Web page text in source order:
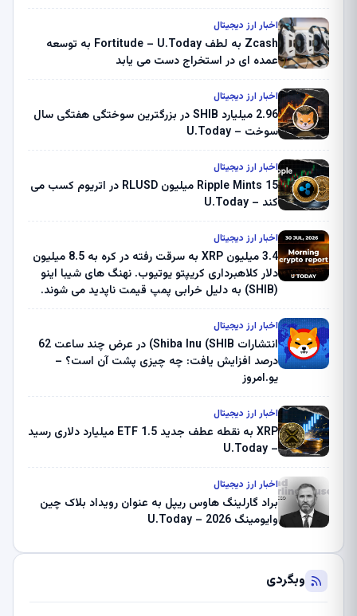
اخبار ارز دیجیتال
Zcash به لطف Fortitude – U.Today به توسعه
عمده ای در استخراج دست می یابد
اخبار ارز دیجیتال
2.96 میلیارد SHIB در بزرگترین سوختگی هفتگی سال
سوخت – U.Today
اخبار ارز دیجیتال
Ripple Mints 15 میلیون RLUSD در اتریوم کسب می
کند – U.Today
اخبار ارز دیجیتال
3.4 میلیون XRP به سرقت رفته در کره به 8.5 میلیون
دلار کلاهبرداری کریپتو یوتیوب. نهنگ های شیبا اینو
(SHIB) به دلیل خرابی پمپ قیمت ناپدید می شوند.
ثبت کرد – گزارش کریپتو صبح – U.Today
اخبار ارز دیجیتال
انتشارات Shiba Inu (SHIB) در عرض چند ساعت 62
درصد افزایش یافت: چه چیزی پشت آن است؟ –
یو.امروز
اخبار ارز دیجیتال
XRP به نقطه عطف جدید ETF 1.5 میلیارد دلاری رسید
– U.Today
اخبار ارز دیجیتال
براد گارلینگ هاوس ریپل به عنوان رویداد بلاک چین
وایومینگ 2026 – U.Today
وبگردی